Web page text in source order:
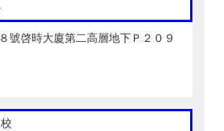
號啓時大廈第二高層地下Ｐ２０９